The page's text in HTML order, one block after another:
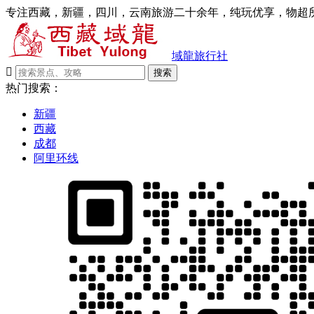
专注西藏，新疆，四川，云南旅游二十余年，纯玩优享，物超
域龍旅行社

搜索
热门搜索：
新疆
西藏
成都
阿里环线